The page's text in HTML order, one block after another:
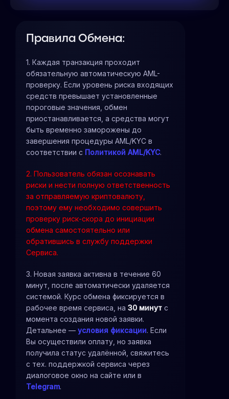
Правила Обмена:
1. Каждая транзакция проходит
обязательную автоматическую AML-
проверку. Если уровень риска входящих
средств превышает установленные
пороговые значения, обмен
приостанавливается, а средства могут
быть временно заморожены до
завершения процедуры AML/KYC в
соответствии с Политикой AML/KYC.
2. Пользователь обязан осознавать
риски и нести полную ответственность
за отправляемую криптовалюту,
поэтому ему необходимо совершить
проверку риск-скора до инициации
обмена самостоятельно или
обратившись в службу поддержки
Сервиса.
3. Новая заявка активна в течение 60
минут, после автоматически удаляется
системой. Курс обмена фиксируется в
рабочее время сервиса, на 30 минут с
момента создания новой заявки.
Детальнее — условия фиксации. Если
Вы осуществили оплату, но заявка
получила статус удалённой, свяжитесь
с тех. поддержкой сервиса через
диалоговое окно на сайте или в
Telegram.